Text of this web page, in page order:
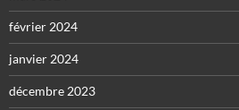
février 2024
janvier 2024
décembre 2023